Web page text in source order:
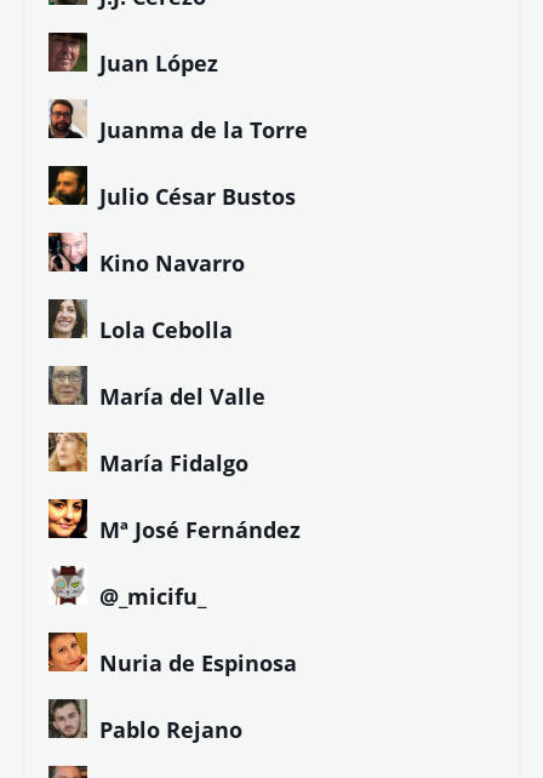
Juan López
Juanma de la Torre
Julio César Bustos
Kino Navarro
Lola Cebolla
María del Valle
María Fidalgo
Mª José Fernández
@_micifu_
Nuria de Espinosa
Pablo Rejano